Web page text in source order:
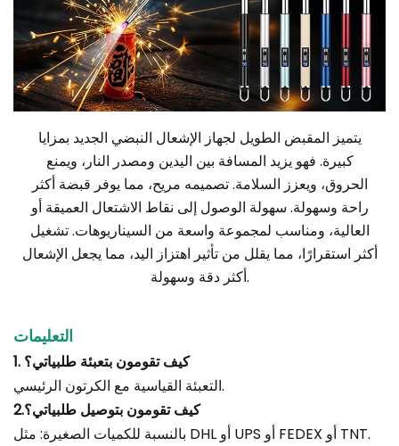
يتميز المقبض الطويل لجهاز الإشعال النبضي الجديد بمزايا
كبيرة. فهو يزيد المسافة بين اليدين ومصدر النار، ويمنع
الحروق، ويعزز السلامة. تصميمه مريح، مما يوفر قبضة أكثر
راحة وسهولة. سهولة الوصول إلى نقاط الاشتعال العميقة أو
العالية، ومناسب لمجموعة واسعة من السيناريوهات. تشغيل
أكثر استقرارًا، مما يقلل من تأثير اهتزاز اليد، مما يجعل الإشعال
أكثر دقة وسهولة.
التعليمات
1. كيف تقومون بتعبئة طلبياتي؟
التعبئة القياسية مع الكرتون الرئيسي.
2.كيف تقومون بتوصيل طلبياتي؟
بالنسبة للكميات الصغيرة: مثل DHL أو UPS أو FEDEX أو TNT.